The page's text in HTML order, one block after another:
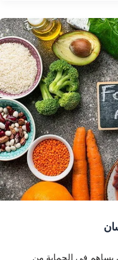
يساهم في الحماية من